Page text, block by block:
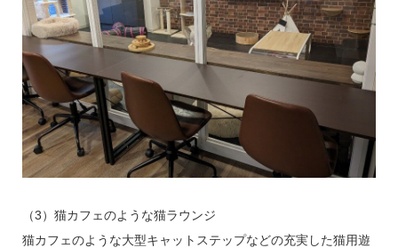
（3）猫カフェのような猫ラウンジ
猫カフェのような大型キャットステップなどの充実した猫用遊